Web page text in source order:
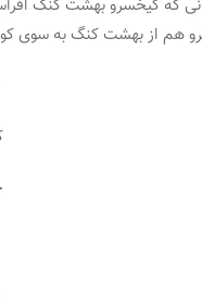
که کیخسرو بهشت کنگ
از بهشت کنگ به سوی